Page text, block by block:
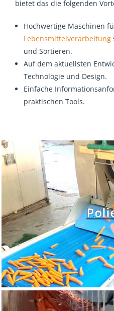
bietet das die folgenden
Hochwertige Maschinen
Lebensmittelverarbeitung
und Sortieren.
Auf dem aktuellsten
Technologie und Design.
Einfache
praktischen Tools.